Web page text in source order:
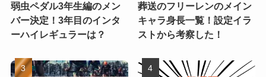
弱虫ペダル3年生編のメン
バー決定！3年目のインタ
ーハイレギュラーは？
葬送のフリーレンのメイン
キャラ身長一覧！設定イラ
ストから考察した！